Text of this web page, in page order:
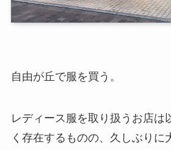
自由が丘で服を買う。
レディース服を取り扱うお店は
く存在するものの、久しぶりに